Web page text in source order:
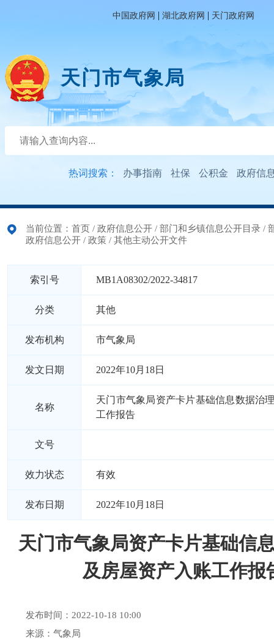
中国政府网 | 湖北政府网 | 天门政府网
天门市气象局
热词搜索： 办事指南 社保 公积金 政府信
当前位置： 首页 / 政府信息公开 / 部门和乡镇信息公开目录 /
政府信息公开 / 政策 / 其他主动公开文件
索引号 MB1A08302/2022-34817
分类 其他
发布机构 市气象局
发文日期 2022年10月18日
名称
天门市气象局资产卡片基础信息数据治
工作报告
文号
效力状态 有效
发布日期 2022年10月18日
天门市气象局资产卡片基础信
及房屋资产入账工作报
发布时间：2022-10-18 10:00
来源：气象局